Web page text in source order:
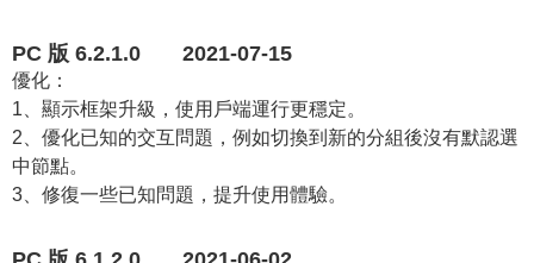
PC 版 6.2.1.0 2021-07-15
優化：
1、顯示框架升級，使用戶端運行更穩定。
2、優化已知的交互問題，例如切換到新的分組後沒有默認選
中節點。
3、修復一些已知問題，提升使用體驗。